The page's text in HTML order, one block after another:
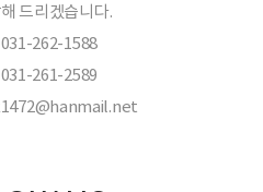
드리겠습니다.
262-1588
261-2589